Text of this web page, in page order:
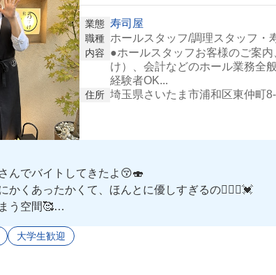
業態 寿司屋
職種 ホールスタッフ/調理スタッフ・
内容
●ホールスタッフお客様のご案
け）、会計などのホール業務全
経験者OK...
住所 埼玉県さいたま市浦和区東仲町
んでバイトしてきたよ😚🍣
くあったかくて、ほんとに優しすぎるの🤦🏻‍♀️💓
う空間🥰
楽しくおいしく食べれちゃう❣️
大学生歓迎